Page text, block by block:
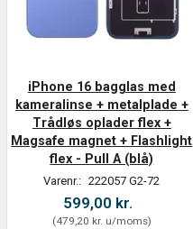
iPhone 16 bagglas med
kameralinse + metalplade +
Trådløs oplader flex +
Magsafe magnet + Flashlight
flex - Pull A (blå)
Varenr.: 222057 G2-72
599,00 kr.
(479,20 kr. u/moms)